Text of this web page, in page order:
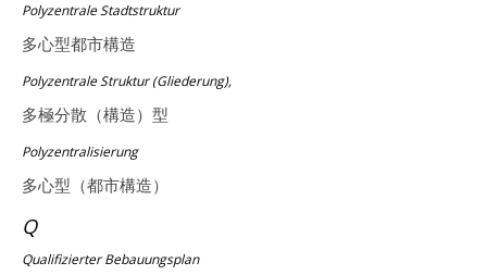
Polyzentrale Stadtstruktur
多心型都市構造
Polyzentrale Struktur (Gliederung),
多極分散（構造）型
Polyzentralisierung
多心型（都市構造）
Q
Qualifizierter Bebauungsplan